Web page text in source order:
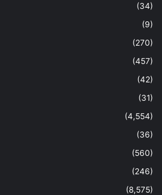
(34)
(9)
(270)
(457)
(42)
(31)
(4,554)
(36)
(560)
(246)
(8,575)